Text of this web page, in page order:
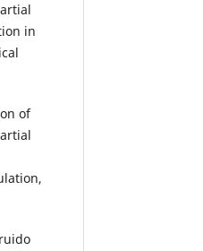
in
of